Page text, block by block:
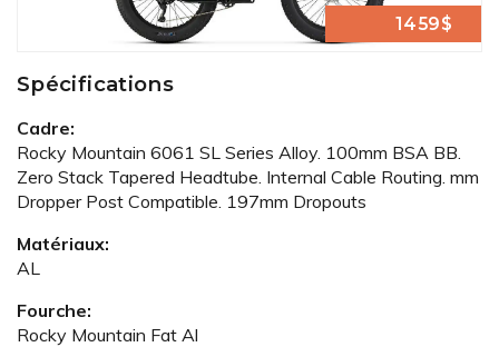
1459$
Spécifications
Cadre:
Rocky Mountain 6061 SL Series Alloy. 100mm BSA BB.
Zero Stack Tapered Headtube. Internal Cable Routing. mm
Dropper Post Compatible. 197mm Dropouts
Matériaux:
AL
Fourche:
Rocky Mountain Fat Al